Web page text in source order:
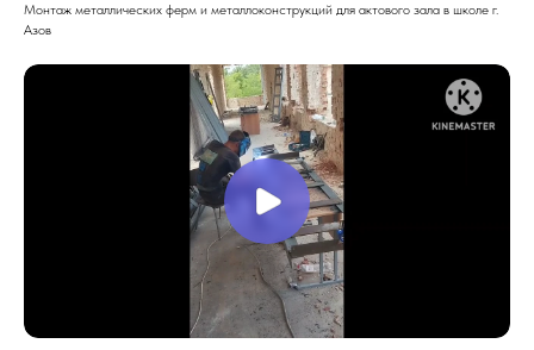
Монтаж металлических ферм и металлоконструкций для актового зала в школе г.
Азов